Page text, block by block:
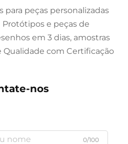
peças personalizadas
e peças de
em 3 dias, amostras
Qualidade com Certificação
nos
0/100